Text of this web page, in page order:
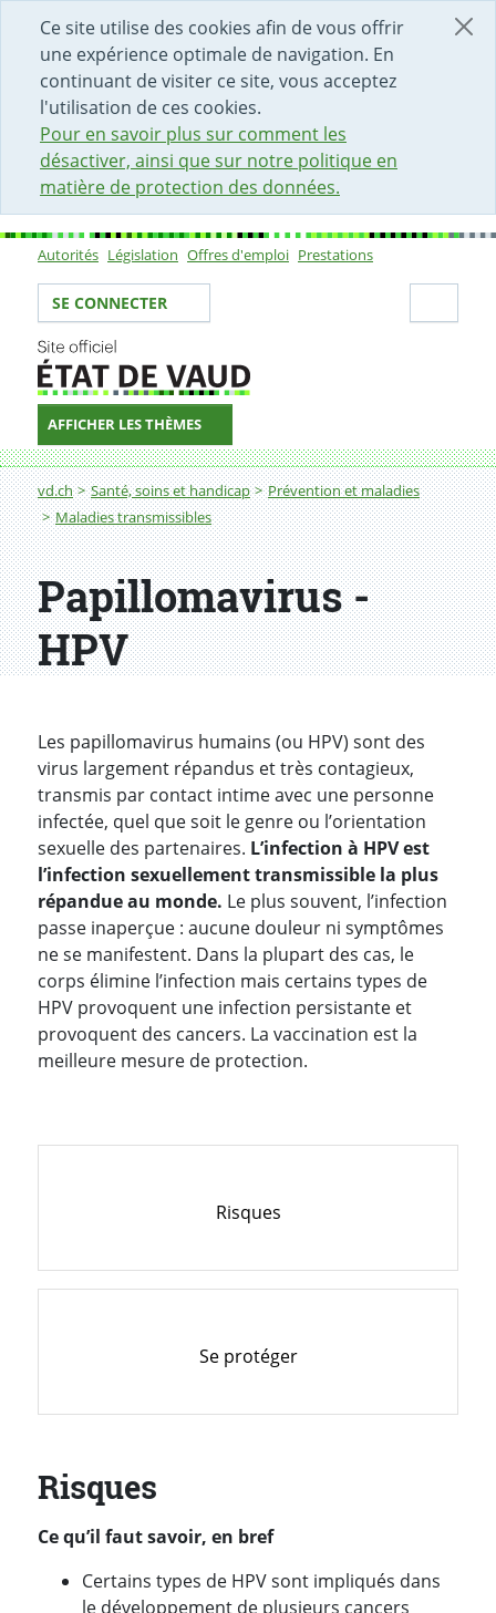
Ce site utilise des cookies afin de vous offrir
une expérience optimale de navigation. En
continuant de visiter ce site, vous acceptez
l'utilisation de ces cookies.
Pour en savoir plus sur comment les
désactiver, ainsi que sur notre politique en
matière de protection des données.
DÉBUT DU CONTENU DE LA PAGE
ACCÈS AU CHAMP DE RECHERCHE
PAGE D'ACCUEIL
FORMULAIRE DE CONTACT
Sous-navigation
Autorités Législation Offres d'emploi Prestations
Votre identité
SE CONNECTER
AFFICHER LES THÈMES
Fil d'Ariane
vd.ch Santé, soins et handicap
Prévention et maladies
Maladies transmissibles
Papillomavirus - HPV
Papillomavirus -
HPV
Les papillomavirus humains (ou HPV) sont des
virus largement répandus et très contagieux,
transmis par contact intime avec une personne
infectée, quel que soit le genre ou l’orientation
sexuelle des partenaires. L’infection à HPV est
l’infection sexuellement transmissible la plus
répandue au monde. Le plus souvent, l’infection
passe inaperçue : aucune douleur ni symptômes
ne se manifestent. Dans la plupart des cas, le
corps élimine l’infection mais certains types de
HPV provoquent une infection persistante et
provoquent des cancers. La vaccination est la
meilleure mesure de protection.
Risques
Se protéger
Risques
Ce qu’il faut savoir, en bref
Certains types de HPV sont impliqués dans
le développement de plusieurs cancers